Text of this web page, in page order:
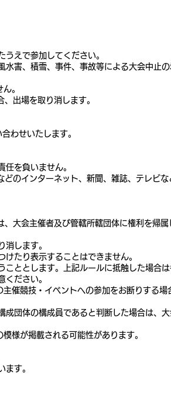
えで参加してください。
水害、積雪、事件、事故等による大会中止
。
出場を取り消します。
わせいたします。
任を負いません。
のインターネット、新聞、雑誌、テレビな
大会主催者及び管轄所轄団体に権利を帰属
消します。
たり表示することはできません。
こととします。上記ルールに抵触した場合
ください。
催競技・イベントへの参加をお断りする場
成団体の構成員であると判断した場合は、大
様が掲載される可能性があります。
ます。